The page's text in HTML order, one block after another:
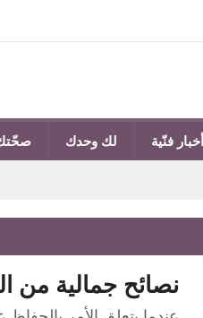
أخبار فنّية لك وحدك
نصائح جمالية من